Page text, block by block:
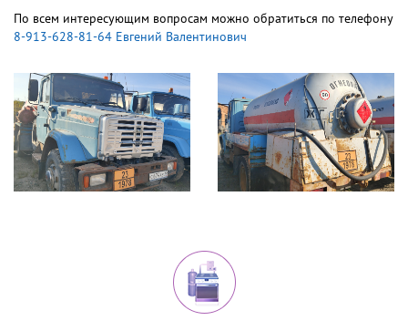
По всем интересующим вопросам можно обратиться по телефону
8-913-628-81-64 Евгений Валентинович